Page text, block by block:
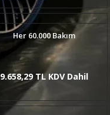
Her 60.000 Bakım
9.658,29 TL KDV Dahil